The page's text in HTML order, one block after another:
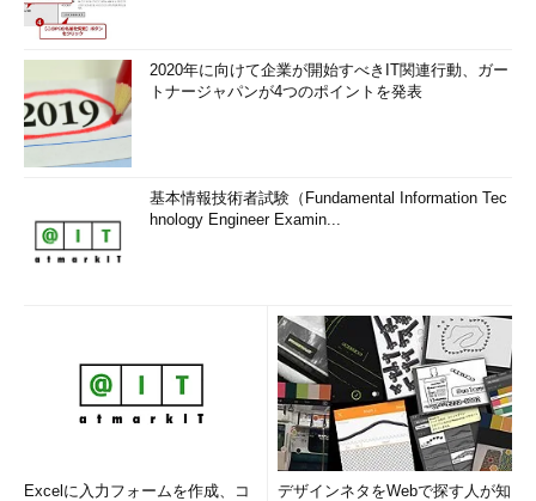
2020年に向けて企業が開始すべきIT関連行動、ガー
トナージャパンが4つのポイントを発表
基本情報技術者試験（Fundamental Information Tec
hnology Engineer Examin...
Excelに入力フォームを作成、コ デザインネタをWebで探す人が知